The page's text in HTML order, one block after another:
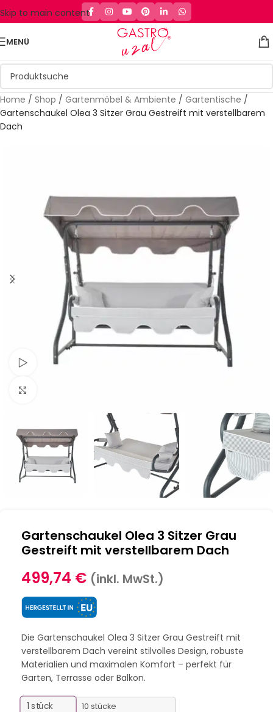
Skip to main content
MENÜ
Home / Shop / Gartenmöbel & Ambiente / Gartentische /
Gartenschaukel Olea 3 Sitzer Grau Gestreift mit verstellbarem
Dach
Schau Video
Gartenschaukel Olea 3 Sitzer Grau
Gestreift mit verstellbarem Dach
499,74 € (inkl. MwSt.)
Die Gartenschaukel Olea 3 Sitzer Grau Gestreift mit
verstellbarem Dach vereint stilvolles Design, robuste
Materialien und maximalen Komfort – perfekt für
Garten, Terrasse oder Balkon.
1 stück 10 stücke